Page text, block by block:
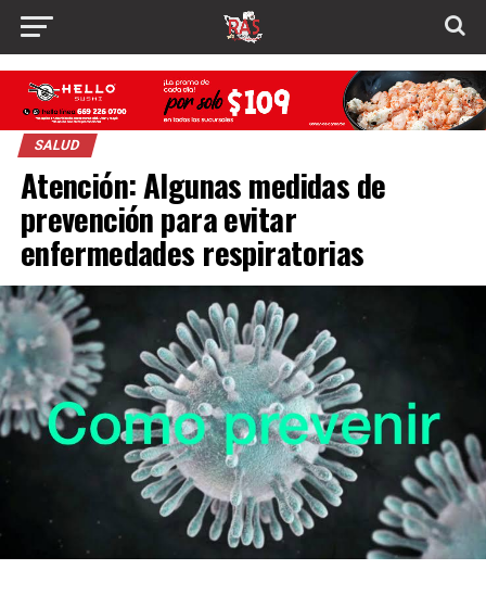
SALUD
Atención: Algunas medidas de
prevención para evitar
enfermedades respiratorias